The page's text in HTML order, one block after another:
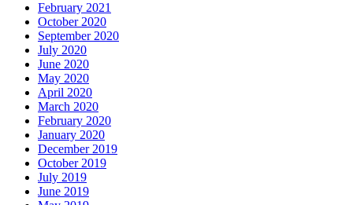
February 2021
October 2020
September 2020
July 2020
June 2020
May 2020
April 2020
March 2020
February 2020
January 2020
December 2019
October 2019
July 2019
June 2019